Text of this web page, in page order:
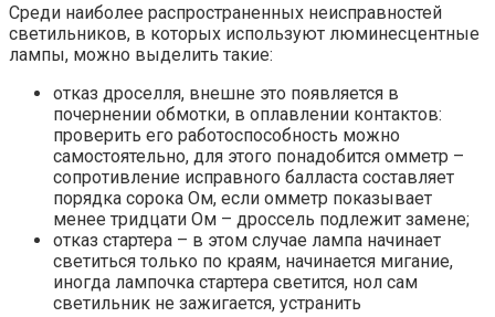
Среди наиболее распространенных неисправностей
светильников, в которых используют люминесцентные
лампы, можно выделить такие:
отказ дроселля, внешне это появляется в
почернении обмотки, в оплавлении контактов:
проверить его работоспособность можно
самостоятельно, для этого понадобится омметр –
сопротивление исправного балласта составляет
порядка сорока Ом, если омметр показывает
менее тридцати Ом – дроссель подлежит замене;
отказ стартера – в этом случае лампа начинает
светиться только по краям, начинается мигание,
иногда лампочка стартера светится, нол сам
светильник не зажигается, устранить